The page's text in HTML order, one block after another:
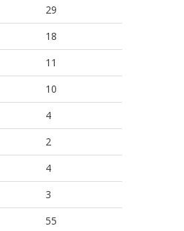
29
18
11
10
4
2
4
3
55